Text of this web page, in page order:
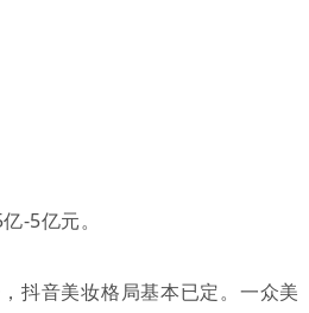
-5亿元。
抖音美妆格局基本已定。一众美